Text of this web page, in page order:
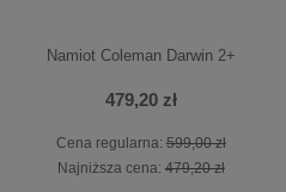
Namiot Coleman Darwin 2+
479,20 zł
Cena regularna: 599,00 zł
Najniższa cena: 479,20 zł